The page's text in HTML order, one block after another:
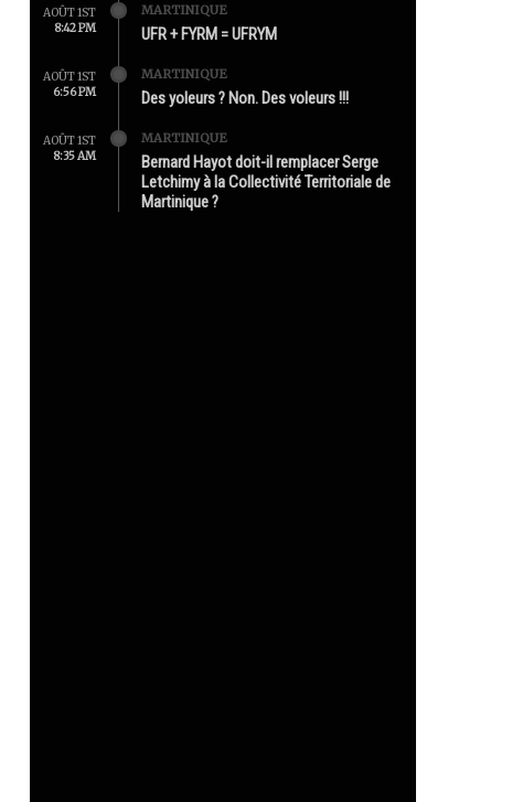
AOÛT 1ST
8:42 PM
MARTINIQUE
UFR + FYRM = UFRYM
AOÛT 1ST
6:56 PM
MARTINIQUE
Des yoleurs ? Non. Des voleurs !!!
AOÛT 1ST
8:35 AM
MARTINIQUE
Bernard Hayot doit-il remplacer Serge
Letchimy à la Collectivité Territoriale de
Martinique ?